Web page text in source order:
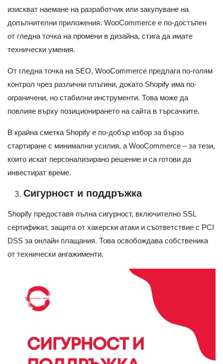
изискват наемане на разработчик или закупуване на
допълнителни приложения. WooCommerce е по-достъпен
от гледна точка на промени в дизайна, стига да имате
технически умения.
От гледна точка на SEO, WooCommerce предлага по-голям
контрол чрез различни плъгини, докато Shopify има по-
ограничени, но стабилни инструменти. Това може да
повлияе върху позиционирането на сайта в търсачките.
В крайна сметка Shopify е по-добър избор за бързо
стартиране с минимални усилия, а WooCommerce – за тези,
които искат персонализирано решение и са готови да
инвестират време.
Сигурност и поддръжка
Shopify предоставя пълна сигурност, включително SSL
сертификат, защита от хакерски атаки и съответствие с PCI
DSS за онлайн плащания. Това освобождава собственика
от технически ангажименти.